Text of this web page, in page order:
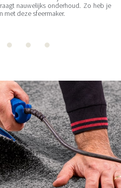
nauwelijks onderhoud. Zo heb je
met deze sfeermaker.